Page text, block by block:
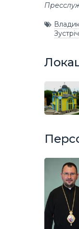
Зустріч